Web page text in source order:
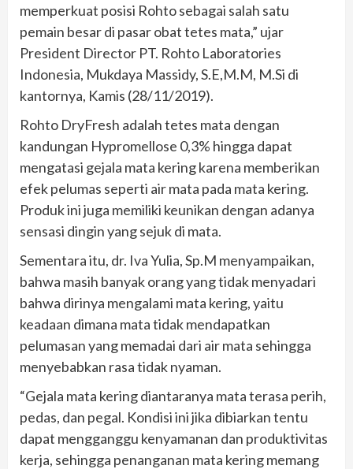
memperkuat posisi Rohto sebagai salah satu
pemain besar di pasar obat tetes mata,” ujar
President Director PT. Rohto Laboratories
Indonesia, Mukdaya Massidy, S.E,M.M, M.Si di
kantornya, Kamis (28/11/2019).
Rohto DryFresh adalah tetes mata dengan
kandungan Hypromellose 0,3% hingga dapat
mengatasi gejala mata kering karena memberikan
efek pelumas seperti air mata pada mata kering.
Produk ini juga memiliki keunikan dengan adanya
sensasi dingin yang sejuk di mata.
Sementara itu, dr. Iva Yulia, Sp.M menyampaikan,
bahwa masih banyak orang yang tidak menyadari
bahwa dirinya mengalami mata kering, yaitu
keadaan dimana mata tidak mendapatkan
pelumasan yang memadai dari air mata sehingga
menyebabkan rasa tidak nyaman.
“Gejala mata kering diantaranya mata terasa perih,
pedas, dan pegal. Kondisi ini jika dibiarkan tentu
dapat mengganggu kenyamanan dan produktivitas
kerja, sehingga penanganan mata kering memang